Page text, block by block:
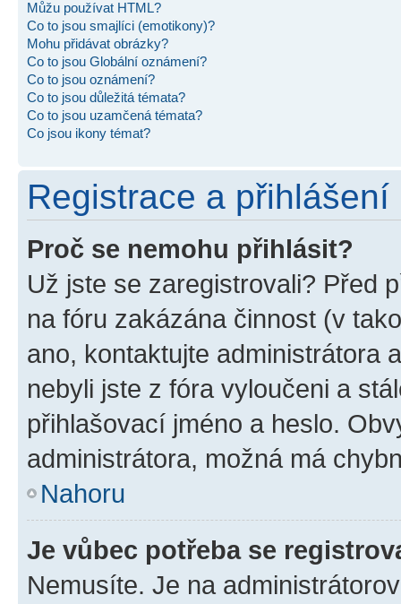
Můžu používat HTML?
Co to jsou smajlíci (emotikony)?
Mohu přidávat obrázky?
Co to jsou Globální oznámení?
Co to jsou oznámení?
Co to jsou důležitá témata?
Co to jsou uzamčená témata?
Co jsou ikony témat?
Registrace a přihlášení
Proč se nemohu přihlásit?
Už jste se zaregistrovali? Před
na fóru zakázána činnost (v
ano, kontaktujte administrátora
nebyli jste z fóra vyloučeni a
přihlašovací jméno a heslo.
administrátora, možná má
Nahoru
Je vůbec potřeba se
Nemusíte. Je na